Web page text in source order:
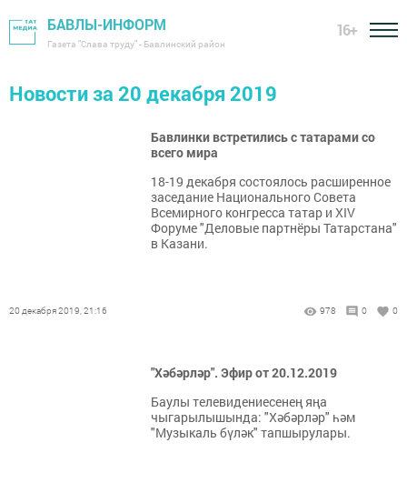
БАВЛЫ-ИНФОРМ
Газета "Слава труду" - Бавлинский район
16+
Новости за 20 декабря 2019
Бавлинки встретились с татарами со
всего мира
18-19 декабря состоялось расширенное
заседание Национального Совета
Всемирного конгресса татар и XIV
Форуме "Деловые партнёры Татарстана"
в Казани.
20 декабря 2019, 21:16 978 0 0
"Хәбәрләр". Эфир от 20.12.2019
Баулы телевидениесенең яңа
чыгарылышында: "Хәбәрләр" һәм
"Музыкаль бүләк" тапшырулары.